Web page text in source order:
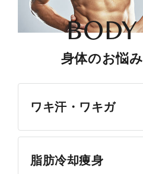
BODY
身体のお悩み
ワキ汗・ワキガ
脂肪冷却痩身